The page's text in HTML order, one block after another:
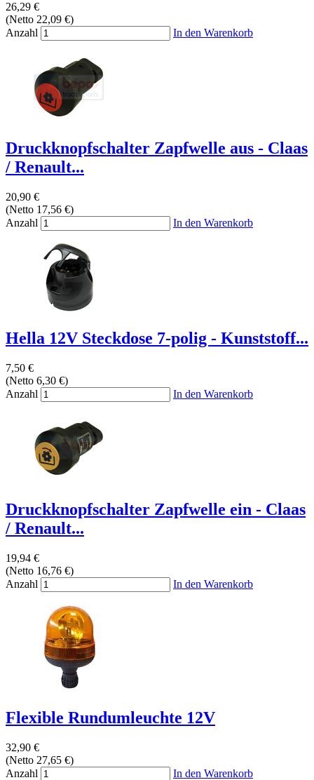
26,29 €
(Netto 22,09 €)
Anzahl
In den Warenkorb
Druckknopfschalter Zapfwelle aus - Claas
/ Renault...
20,90 €
(Netto 17,56 €)
Anzahl
In den Warenkorb
Hella 12V Steckdose 7-polig - Kunststoff...
7,50 €
(Netto 6,30 €)
Anzahl
In den Warenkorb
Druckknopfschalter Zapfwelle ein - Claas
/ Renault...
19,94 €
(Netto 16,76 €)
Anzahl
In den Warenkorb
Flexible Rundumleuchte 12V
32,90 €
(Netto 27,65 €)
Anzahl
In den Warenkorb